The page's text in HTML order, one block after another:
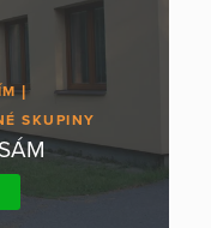
SKUPINY